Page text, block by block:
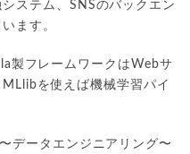
ステム、SNSのバックエン
ます。
製フレームワークはWebサ
を使えば機械学習パイ
データエンジニアリング〜